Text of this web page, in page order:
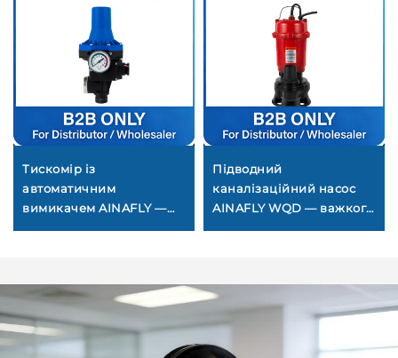
Тискомір із
автоматичним
вимикачем AINAFLY —
водяних насосів,
повітряних компресорів
та промислових систем
Підводний
каналізаційний насос
AINAFLY WQD — важкого
використання в підвалі,
шахтах та промисловому
водовідведенні